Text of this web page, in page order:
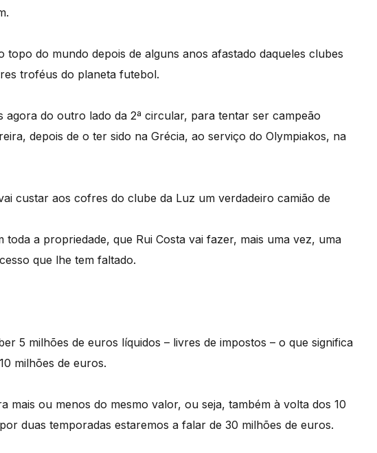
do mundo depois de alguns anos afastado daqueles clubes
troféus do planeta futebol.
agora do outro lado da 2ª circular, para tentar ser campeão
depois de o ter sido na Grécia, ao serviço do Olympiakos, na
custar aos cofres do clube da Luz um verdadeiro camião de
a propriedade, que Rui Costa vai fazer, mais uma vez, uma
que lhe tem faltado.
5 milhões de euros líquidos – livres de impostos – o que significa
milhões de euros.
mais ou menos do mesmo valor, ou seja, também à volta dos 10
duas temporadas estaremos a falar de 30 milhões de euros.